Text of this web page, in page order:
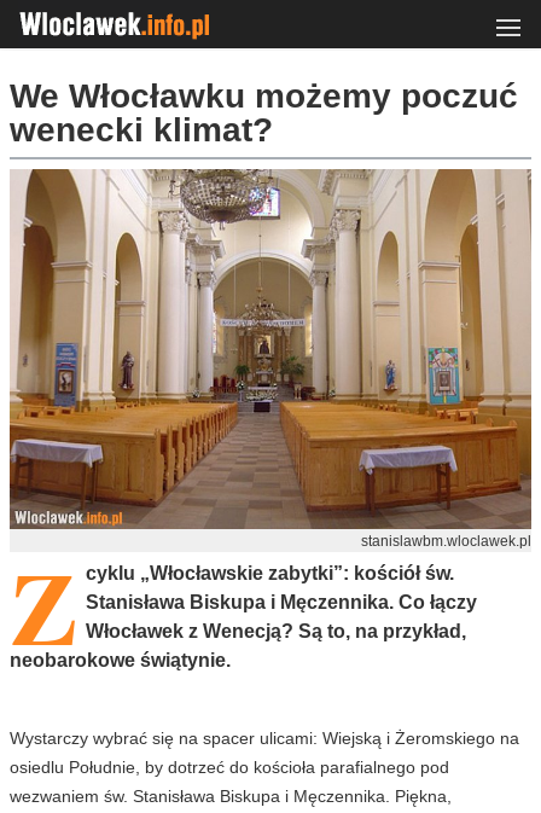
We Włocławku możemy poczuć
wenecki klimat?
stanislawbm.wloclawek.pl
Z cyklu „Włocławskie zabytki”: kościół św.
Stanisława Biskupa i Męczennika. Co łączy
Włocławek z Wenecją? Są to, na przykład,
neobarokowe świątynie.
Wystarczy wybrać się na spacer ulicami: Wiejską i Żeromskiego na
osiedlu Południe, by dotrzeć do kościoła parafialnego pod
wezwaniem św. Stanisława Biskupa i Męczennika. Piękna,